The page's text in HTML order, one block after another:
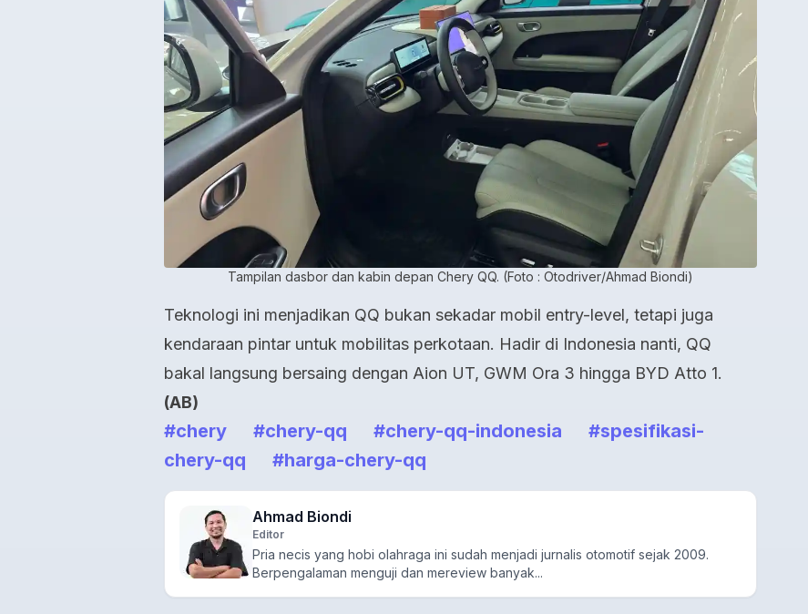
Tampilan dasbor dan kabin depan Chery QQ. (Foto : Otodriver/Ahmad Biondi)
Teknologi ini menjadikan QQ bukan sekadar mobil entry-level, tetapi juga
kendaraan pintar untuk mobilitas perkotaan. Hadir di Indonesia nanti, QQ
bakal langsung bersaing dengan Aion UT, GWM Ora 3 hingga BYD Atto 1.
(AB)
#chery #chery-qq #chery-qq-indonesia
#spesifikasi-
chery-qq
#harga-chery-qq
Ahmad Biondi
Editor
Pria necis yang hobi olahraga ini sudah menjadi jurnalis otomotif sejak 2009.
Berpengalaman menguji dan mereview banyak...